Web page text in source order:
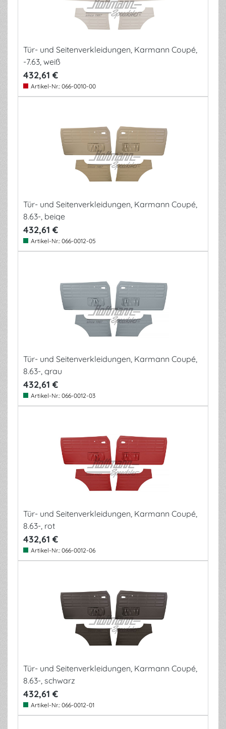
Tür- und Seitenverkleidungen, Karmann Coupé,
-7.63, weiß
432,61 €
Artikel-Nr.: 066-0010-00
Tür- und Seitenverkleidungen, Karmann Coupé,
8.63-, beige
432,61 €
Artikel-Nr.: 066-0012-05
Tür- und Seitenverkleidungen, Karmann Coupé,
8.63-, grau
432,61 €
Artikel-Nr.: 066-0012-03
Tür- und Seitenverkleidungen, Karmann Coupé,
8.63-, rot
432,61 €
Artikel-Nr.: 066-0012-06
Tür- und Seitenverkleidungen, Karmann Coupé,
8.63-, schwarz
432,61 €
Artikel-Nr.: 066-0012-01